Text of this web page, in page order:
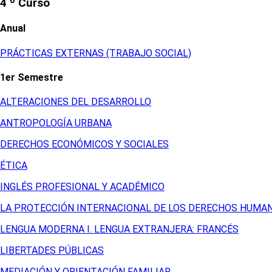
4 º Curso
Anual
PRÁCTICAS EXTERNAS (TRABAJO SOCIAL)
1er Semestre
ALTERACIONES DEL DESARROLLO
ANTROPOLOGÍA URBANA
DERECHOS ECONÓMICOS Y SOCIALES
ÉTICA
INGLÉS PROFESIONAL Y ACADÉMICO
LA PROTECCIÓN INTERNACIONAL DE LOS DERECHOS
LENGUA MODERNA I. LENGUA EXTRANJERA: FRANCÉS
LIBERTADES PÚBLICAS